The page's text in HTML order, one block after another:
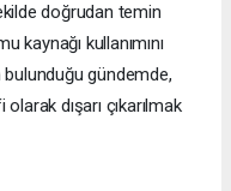
doğrudan temin
kullanımını
bulunduğu gündemde,
dışarı çıkarılmak